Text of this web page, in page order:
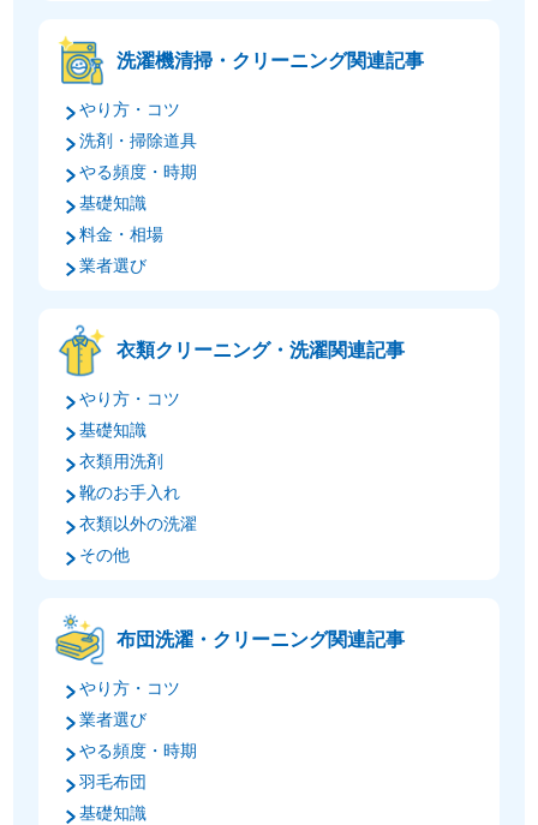
洗濯機清掃・クリーニング関連記事
やり方・コツ
洗剤・掃除道具
やる頻度・時期
基礎知識
料金・相場
業者選び
衣類クリーニング・洗濯関連記事
やり方・コツ
基礎知識
衣類用洗剤
靴のお手入れ
衣類以外の洗濯
その他
布団洗濯・クリーニング関連記事
やり方・コツ
業者選び
やる頻度・時期
羽毛布団
基礎知識